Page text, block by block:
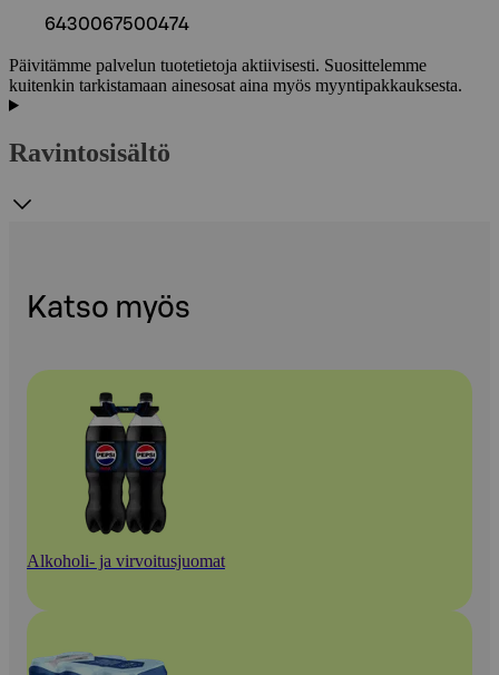
6430067500474
Päivitämme palvelun tuotetietoja aktiivisesti. Suosittelemme
kuitenkin tarkistamaan ainesosat aina myös myyntipakkauksesta.
Ravintosisältö
Katso myös
Alkoholi- ja virvoitusjuomat